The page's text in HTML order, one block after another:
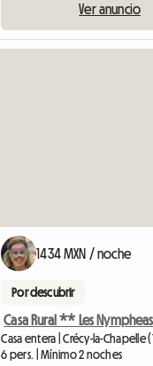
Ver anuncio
1434 MXN / noche
Por descubrir
Casa Rural ** Les Nympheas
6 pers. | Mínimo 2 noches